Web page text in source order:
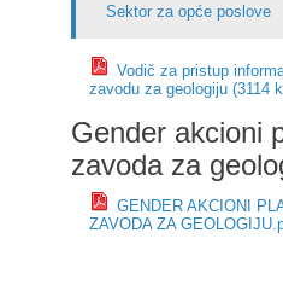
Sektor za opće poslove
Vodič za pristup
zavodu za geologiju (3114
Gender akcioni
zavoda za
GENDER AKCIONI
ZAVODA ZA